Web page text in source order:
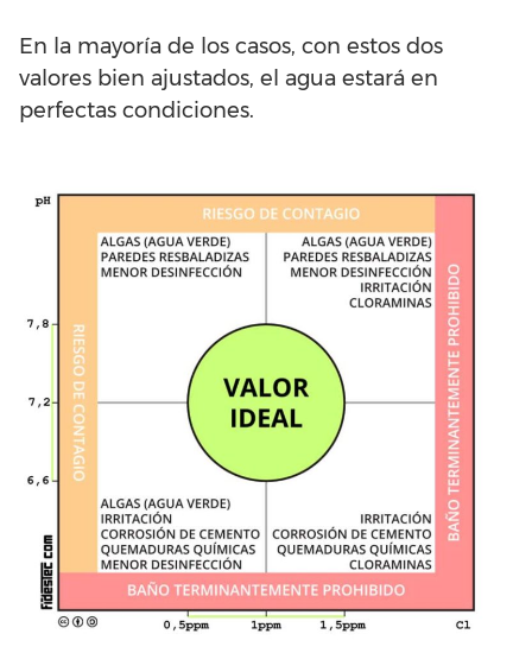
En la mayoría de los casos, con estos dos
valores bien ajustados, el agua estará en
perfectas condiciones.